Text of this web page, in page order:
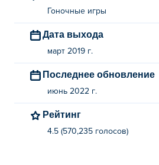
Гоночные игры
Дата выхода
март 2019 г.
Последнее обновление
июнь 2022 г.
Рейтинг
4.5 (570,235 голосов)